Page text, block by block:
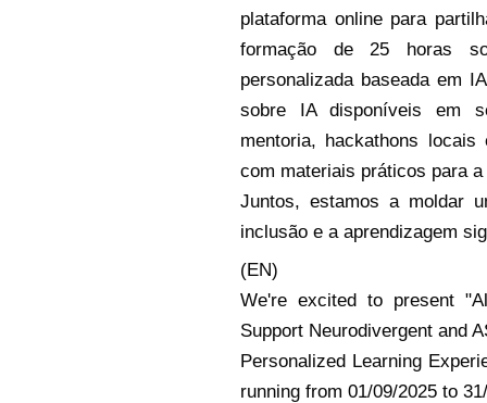
plataforma online para
formação de 25 horas
personalizada baseada em
sobre IA disponíveis em
mentoria, hackathons
com materiais práticos para
Juntos, estamos a moldar
inclusão e a aprendizagem
(EN)
We're excited to present
Support Neurodivergent and
Personalized Learning
running from 01/09/2025 to